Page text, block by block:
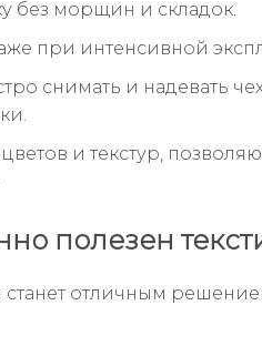
без морщин и складок.
при интенсивной
снимать и надевать
и текстур,
полезен
станет отличным